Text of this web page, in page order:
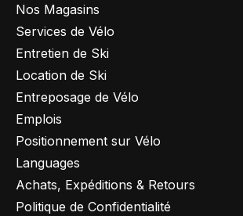
Nos Magasins
Services de Vélo
Entretien de Ski
Location de Ski
Entreposage de Vélo
Emplois
Positionnement sur Vélo
Languages
Achats, Expéditions & Retours
Politique de Confidentialité